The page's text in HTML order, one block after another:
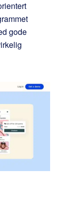
gode